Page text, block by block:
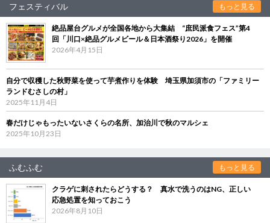
フェスティバル もっと見る
絶品屋台グルメが全国各地から大集結 “庶民派食フェス”第4
回「川口×絶品グルメビール＆日本酒祭り2026」を開催
2026年4月15日
自分で収穫した秋野菜を使って芋煮作りを体験 埼玉県加須市の「ファミリー
ランドむさしの村」
2025年11月4日
春だけじゃもったいないさくらの名所、加治川で秋のマルシェ
2025年10月23日
ふむふむ もっと見る
クラゲに刺されたらどうする？ 真水で洗うのはNG、正しい
応急処置を知っておこう
2026年8月10日